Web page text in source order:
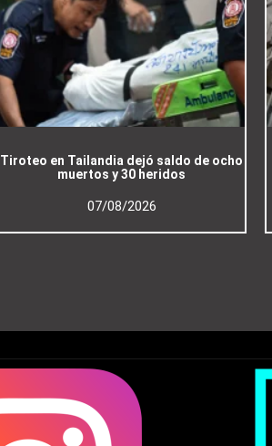
Tiroteo en Tailandia dejó saldo de ocho
muertos y 30 heridos
07/08/2026